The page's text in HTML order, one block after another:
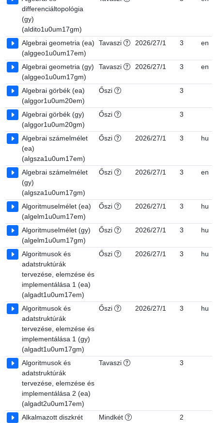
differenciáltopológia
(gy)
(aldito1u0um17gm)
Algebrai geometria (ea)
(alggeo1u0um17em)
Tavaszi 2026/27/1 3 en
Algebrai geometria (gy)
(alggeo1u0um17gm)
Tavaszi 2026/27/1 3 en
Algebrai görbék (ea)
(alggor1u0um20em)
Őszi 3
Algebrai görbék (gy)
(alggor1u0um20gm)
Őszi 3
Algebrai számelmélet
(ea)
(algsza1u0um17em)
Őszi 2026/27/1 3 hu
Algebrai számelmélet
(gy)
(algsza1u0um17gm)
Őszi 2026/27/1 3 en
Algoritmuselmélet (ea)
(algelm1u0um17em)
Őszi 2026/27/1 3 hu
Algoritmuselmélet (gy)
(algelm1u0um17gm)
Őszi 2026/27/1 3 hu
Algoritmusok és
adatstruktúrák
tervezése, elemzése és
implementálása 1 (ea)
(algadt1u0um17em)
Őszi 2026/27/1 3 hu
Algoritmusok és
adatstruktúrák
tervezése, elemzése és
implementálása 1 (gy)
(algadt1u0um17gm)
Őszi 2026/27/1 3 hu
Algoritmusok és
adatstruktúrák
tervezése, elemzése és
implementálása 2 (ea)
(algadt2u0um17em)
Tavaszi 3
Alkalmazott diszkrét
Mindkét 2